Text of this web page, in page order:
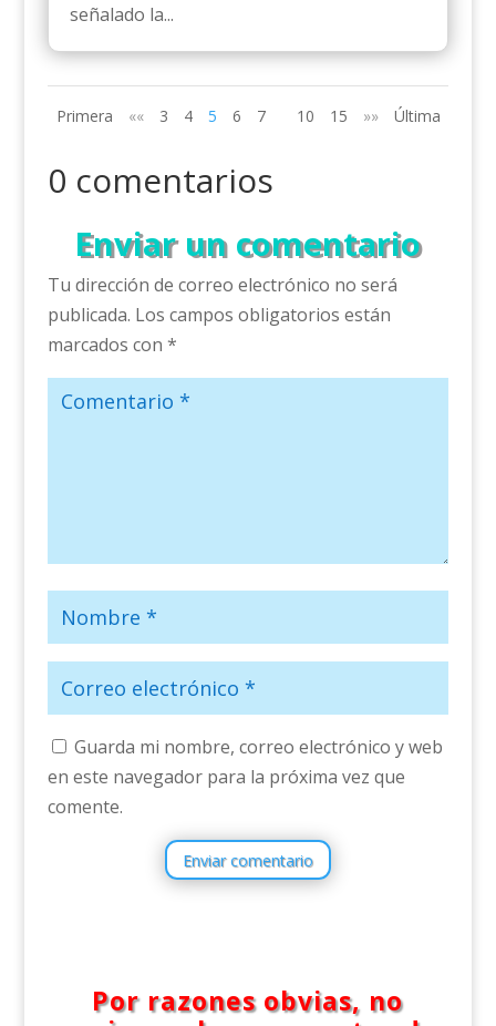
señalado la...
Primera «« 3 4 5 6 7 10 15 »» Última
0 comentarios
Enviar un comentario
Tu dirección de correo electrónico no será
publicada. Los campos obligatorios están
marcados con *
Guarda mi nombre, correo electrónico y web
en este navegador para la próxima vez que
comente.
Enviar comentario
Por razones obvias, no